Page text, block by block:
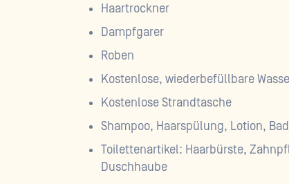
Haartrockner
Dampfgarer
Roben
Kostenlose, wiederbefüllbare
Kostenlose Strandtasche
Shampoo, Haarspülung, Lotion,
Toilettenartikel: Haarbürste,
Duschhaube